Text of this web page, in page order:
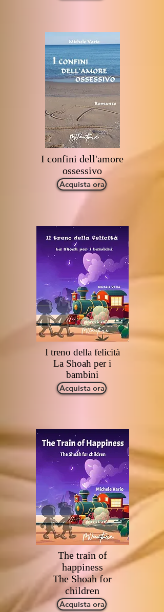
I confini dell'amore
ossessivo
Acquista ora
I treno della felicità
La Shoah per i
bambini
Acquista ora
The train of
happiness
The Shoah for
children
Acquista ora